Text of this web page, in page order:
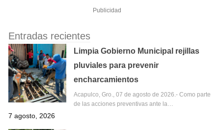
Publicidad
Entradas recientes
Limpia Gobierno Municipal rejillas
pluviales para prevenir
encharcamientos
Acapulco, Gro., 07 de agosto de 2026.- Como parte
de las acciones preventivas ante la…
7 agosto, 2026